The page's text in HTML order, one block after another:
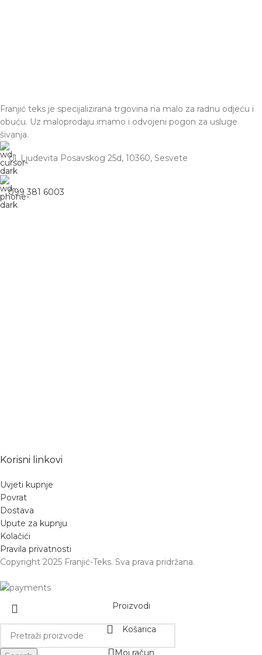
Franjić teks je specijalizirana trgovina na malo za radnu odjeću i
obuću. Uz maloprodaju imamo i odvojeni pogon za usluge
šivanja.
Ul. Ljudevita Posavskog 25d, 10360, Sesvete
099 381 6003
Korisni linkovi
Uvjeti kupnje
Povrat
Dostava
Upute za kupnju
Kolačići
Pravila privatnosti
Copyright 2025 Franjić-Teks. Sva prava pridržana.
Proizvodi
Košarica
Moj račun